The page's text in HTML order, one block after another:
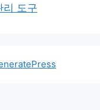
리 도구